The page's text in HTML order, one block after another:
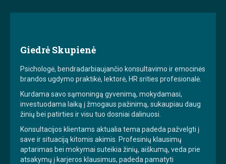
Giedrė Skupienė
Psichologė, bendradarbiaujančio konsultavimo ir emocinės
brandos ugdymo praktikė, lektorė, HR srities profesionalė.
Kurdama savo sąmoningą gyvenimą, mokydamasi,
investuodama laiką į žmogaus pažinimą, sukaupiau daug
žinių bei patirties ir visu tuo dosniai dalinuosi.
Konsultacijos klientams aktualia tema padeda pažvelgti į
save ir situaciją kitomis akimis. Profesinių klausimų
aptarimas bei mokymai suteikia žinių, aiškumą, veda prie
atsakymų į karjeros klausimus, padeda pamatyti